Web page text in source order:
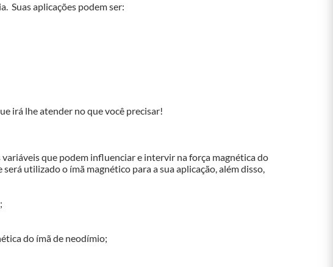
Suas aplicações podem ser:
irá lhe atender no que você precisar!
que podem influenciar e intervir na força magnética do
utilizado o ímã magnético para a sua aplicação, além disso,
do ímã de neodímio;